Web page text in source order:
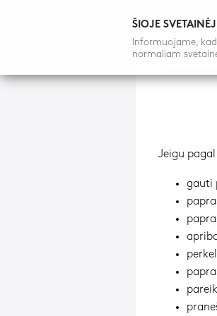
Jeigu
gauti
ŠIOJE
Informuojame,
normaliam